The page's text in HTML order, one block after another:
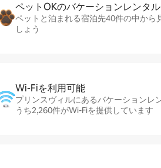
ペットOKのバ⁠ケ⁠ー⁠シ⁠ョ⁠ンレ⁠ン⁠タ⁠ル
ペットと泊まれる宿泊先40件の中から
しょう
Wi-Fiを利⁠用⁠可⁠能
プリンスヴィルにあるバケーションレ
うち2,260件がWi-Fiを提供しています